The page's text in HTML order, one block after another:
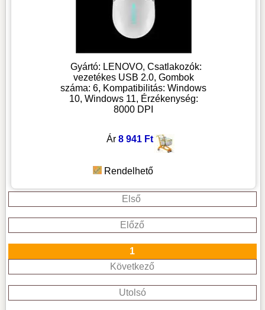
Gyártó: LENOVO, Csatlakozók:
vezetékes USB 2.0, Gombok
száma: 6, Kompatibilitás: Windows
10, Windows 11, Érzékenység:
8000 DPI
Ár 8 941 Ft
Rendelhető
Első
Előző
1
Következő
Utolsó